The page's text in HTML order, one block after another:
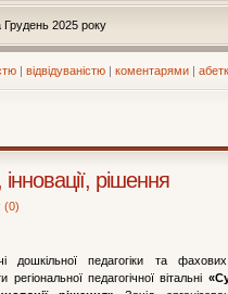
Грудень 2025 року
| відвідуваністю | коментарями |
рішення
(0)
дошкільної педагогіки та
педагогічної вітальні